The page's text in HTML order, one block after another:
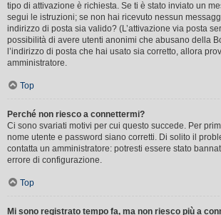
tipo di attivazione è richiesta. Se ti è stato inviato un
segui le istruzioni; se non hai ricevuto nessun
indirizzo di posta sia valido? (L’attivazione via posta
possibilità di avere utenti anonimi che abusano della
l’indirizzo di posta che hai usato sia corretto, allora
amministratore.
Top
Perché non riesco a connettermi?
Ci sono svariati motivi per cui questo succede. Per
nome utente e password siano corretti. Di solito il
contatta un amministratore: potresti essere stato
errore di configurazione.
Top
Mi sono registrato tempo fa, ma non riesco più a